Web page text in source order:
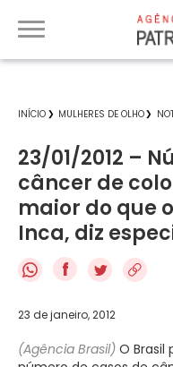
INÍCIO MULHERES DE OLHO
23/01/2012 –
câncer de
maior do que
Inca, diz
f
23 de janeiro, 2012
(Agência Brasil) O